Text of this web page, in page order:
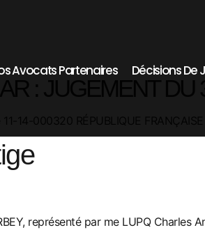
Avocats Partenaires Décisions De
représenté par me LUPQ Charles